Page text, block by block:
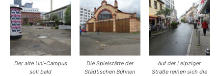
Der alte Uni-Campus
soll bald
Die Spielstätte der
Städtischen Bühnen
Auf der Leipziger
Straße reihen sich die